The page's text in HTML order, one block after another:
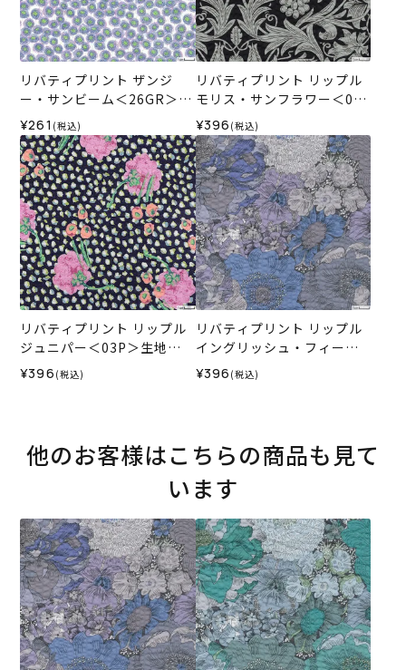
リバティプリント ザンジ
ー・サンビーム＜26GR＞生
地 （ホビーラホビーレオリ
ジナル）2025SS
¥261 (税込)
リバティプリント リップル
モリス・サンフラワー＜09
BL＞生地 （ホビーラホビー
レオリジナル）2026SS
¥396 (税込)
リバティプリント リップル
ジュニパー＜03P＞生地
（ホビーラホビーレオリジ
ナル）2025SS
¥396 (税込)
リバティプリント リップル
イングリッシュ・フィール
ド＜02L＞生地 （ホビーラ
ホビーレオリジナル）2026
¥396 (税込)
他のお客様はこちらの商品も見て
います